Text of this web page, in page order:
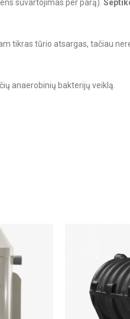
suvartojimas per parą).
tikras tūrio atsargas, tačiau
anaerobinių bakterijų veiklą.